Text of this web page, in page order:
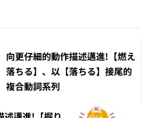
向更仔細的動作描述邁進!【燃え
落ちる】、以【落ちる】接尾的
複合動詞系列